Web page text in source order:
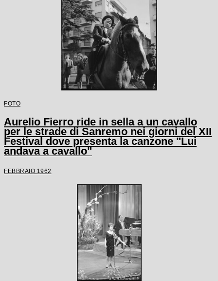
FOTO
Aurelio Fierro ride in sella a un cavallo
per le strade di Sanremo nei giorni del XII
Festival dove presenta la canzone "Lui
andava a cavallo"
FEBBRAIO 1962